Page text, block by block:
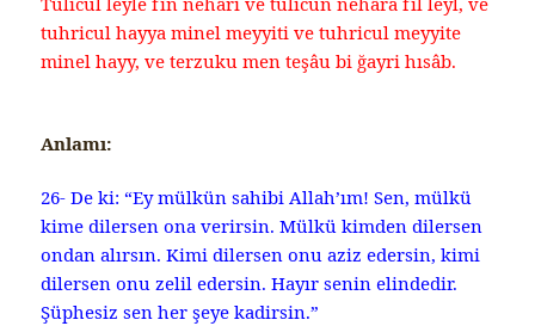
tuhricul hayya minel meyyiti ve tuhricul meyyite
minel hayy, ve terzuku men teşâu bi ğayri hısâb.
Anlamı:
26- De ki: “Ey mülkün sahibi Allah’ım! Sen, mülkü
kime dilersen ona verirsin. Mülkü kimden dilersen
ondan alırsın. Kimi dilersen onu aziz edersin, kimi
dilersen onu zelil edersin. Hayır senin elindedir.
Şüphesiz sen her şeye kadir­sin.”